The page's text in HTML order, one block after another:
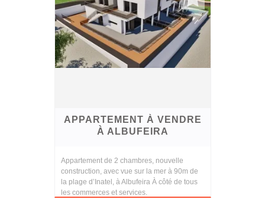
APPARTEMENT À VENDRE
À ALBUFEIRA
Appartement de 2 chambres, nouvelle
construction, avec vue sur la mer à 90m de
la plage d’Inatel, à Albufeira À côté de tous
les commerces et services.